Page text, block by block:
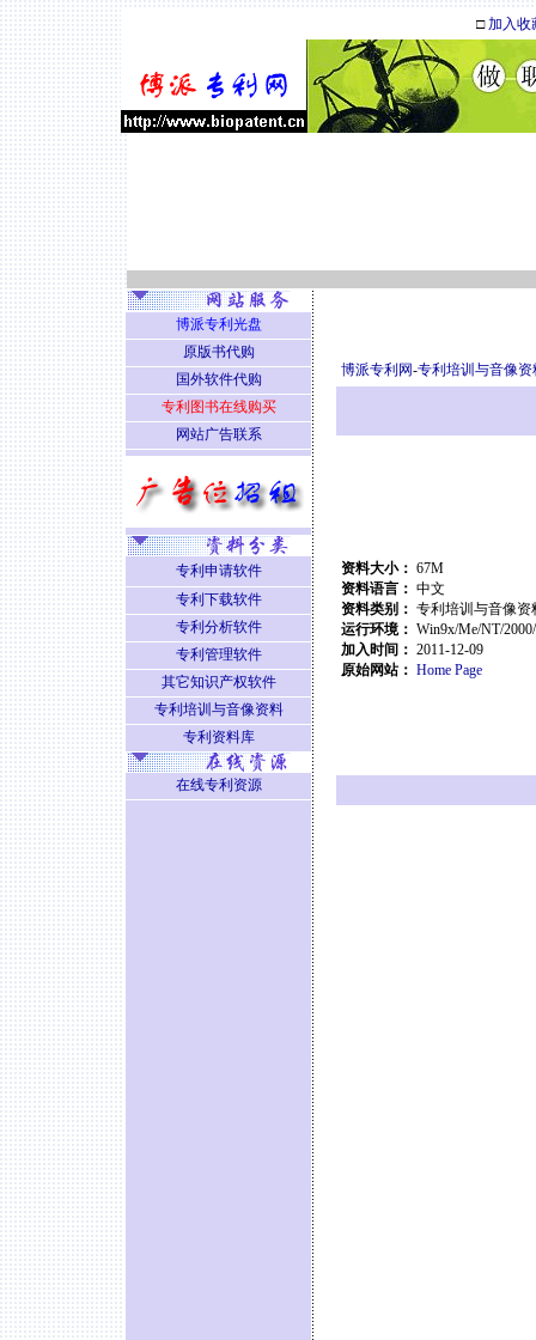
□加入收
博派专利网-专利培训与音像资
资料大小： 67M
资料语言： 中文
资料类别： 专利培训与音像资
运行环境： Win9x/Me/NT/
加入时间： 2011-12-09
原始网站： Home Page
博派专利光盘
原版书代购
国外软件代购
专利图书在线购买
网站广告联系
专利申请软件
专利下载软件
专利分析软件
专利管理软件
其它知识产权软件
专利培训与音像资料
专利资料库
在线专利资源